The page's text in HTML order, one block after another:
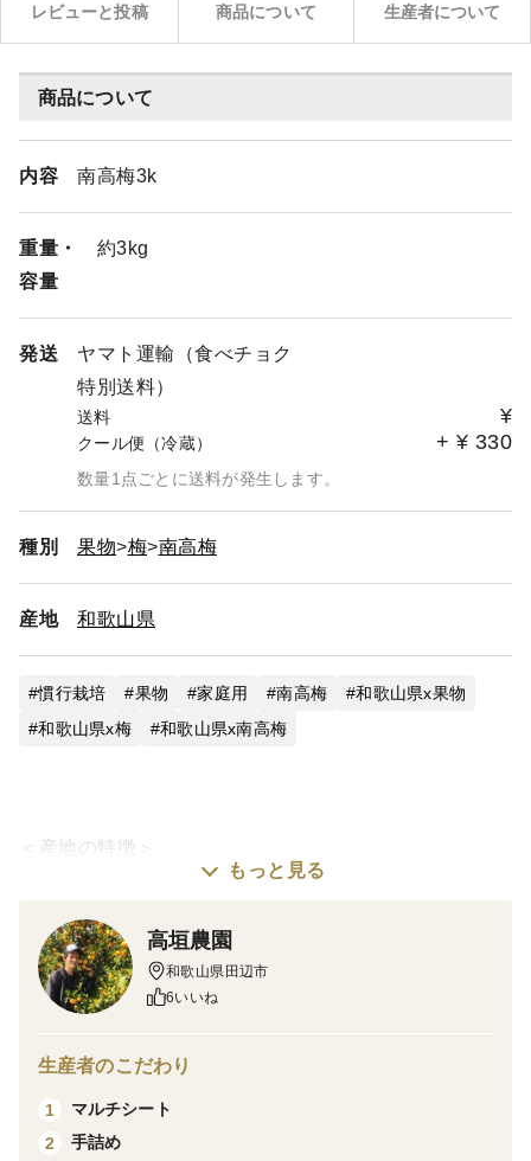
レビューと投稿 商品について 生産者について
商品について
内容 南高梅3k
重量・
容量
約3kg
発送
ヤマト運輸（食べチョク
特別送料）
送料 ¥
クール便（冷蔵） + ¥ 330
数量1点ごとに送料が発生します。
種別 果物 梅 南高梅
産地 和歌山県
慣行栽培 果物 家庭用 南高梅
和歌山県x果物
和歌山県x梅
和歌山県x南高梅
＜産地の特徴＞
和歌山の紀州産南高梅
果肉が多く、種が小さい品種です。
青梅で梅酒や梅ジュース作りに最適です。
優品は小さなキズなど
良品はキズなど
梅酒や梅ジュースにする分には、キズなどあっても問題
もっと見る
高垣農園
和歌山県田辺市
6いいね
生産者のこだわり
1
マルチシート
2
手詰め